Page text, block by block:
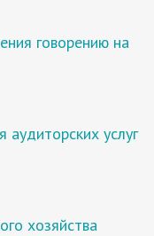
говорению на
аудиторских услуг
хозяйства